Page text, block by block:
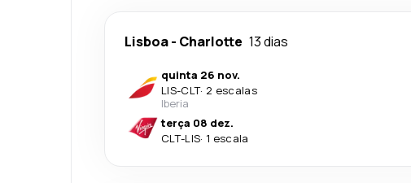
Lisboa- Charlotte 13 dias
quinta 26 nov.
LIS-CLT· 2 escalas
Iberia
terça 08 dez.
CLT-LIS· 1 escala